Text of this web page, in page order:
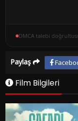
DMCA talebi
Paylaş
Film Bilgileri